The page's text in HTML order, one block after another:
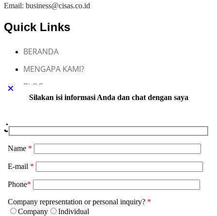
Email: business@cisas.co.id
Quick Links
BERANDA
MENGAPA KAMI?
BLOG
Jasa Maklon CISAS
Jasa Maklon Skincare
Jasa Maklon Sabun Transparan
Jasa Maklon Haircare
Jasa Maklon Bodycare
Silakan isi informasi Anda dan chat dengan saya
Name *
E-mail *
Phone*
Company representation or personal inquiry? *
Company
Individual